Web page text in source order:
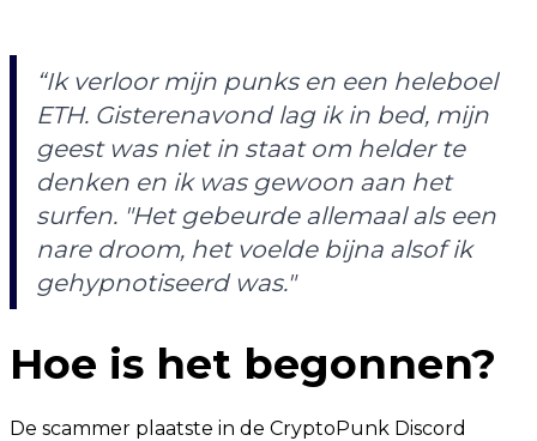
“Ik verloor mijn punks en een heleboel
ETH. Gisterenavond lag ik in bed, mijn
geest was niet in staat om helder te
denken en ik was gewoon aan het
surfen. "Het gebeurde allemaal als een
nare droom, het voelde bijna alsof ik
gehypnotiseerd was."
Hoe is het begonnen?
De scammer plaatste in de CryptoPunk Discord